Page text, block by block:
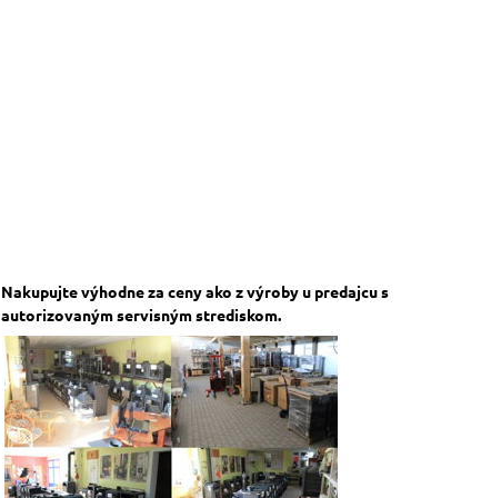
Nakupujte výhodne za ceny ako z výroby u predajcu s
autorizovaným servisným strediskom.